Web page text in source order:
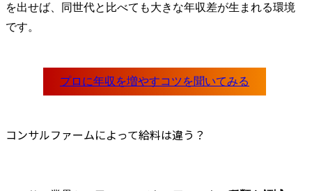
を出せば、同世代と比べても大きな年収差が生まれる環境
です。
コンサルファームによって給料は違う？